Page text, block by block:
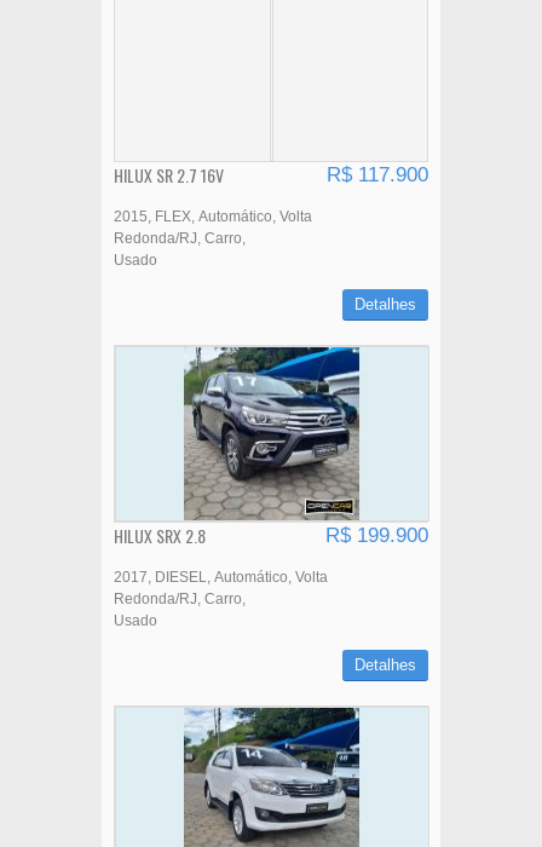
HILUX SR 2.7 16V R$ 117.900
2015 FLEX Automático Volta
Redonda/RJ Carro
Usado
Detalhes
HILUX SRX 2.8 R$ 199.900
2017 DIESEL Automático Volta
Redonda/RJ Carro
Usado
Detalhes